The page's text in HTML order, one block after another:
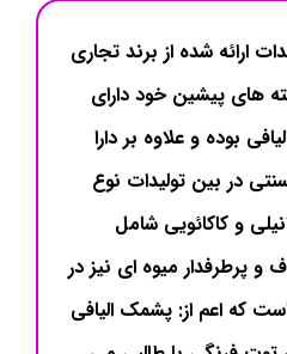
ارائه شده از برند تجاری
های پیشین خود دارای
بوده و علاوه بر دارا
در بین تولیدات نوع
و کاکائویی شامل
پرطرفدار میوه ای نیز در
که اعم از: پشمک الیافی